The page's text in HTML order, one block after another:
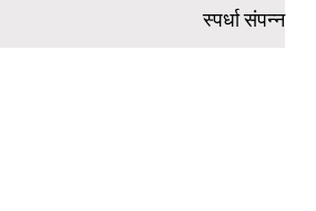
स्पर्धा संपन्न